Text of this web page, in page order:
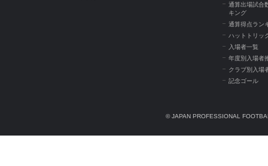
通算出場試合
キング
通算得点ラン
ハットトリッ
入場者一覧
年度別入場者
クラブ別入場
記念ゴール
© JAPAN PROFESSIONAL